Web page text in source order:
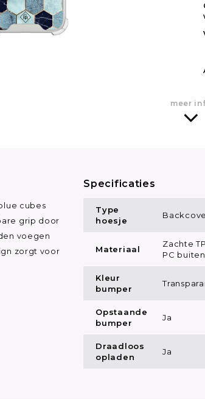
meer
cubes
grip door
voegen
zorgt voor
Specificaties
Type
hoesje
Materiaal
Zachte
PC
Kleur
bumper
Opstaande
bumper
Ja
Draadloos
opladen
Ja